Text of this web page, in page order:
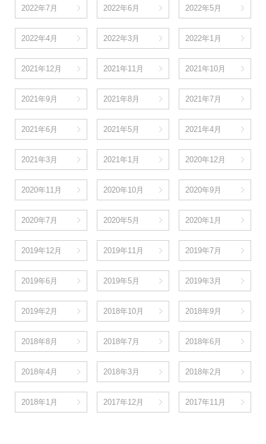
2022年7月 2022年6月 2022年5月
2022年4月 2022年3月 2022年1月
2021年12月 2021年11月 2021年10月
2021年9月 2021年8月 2021年7月
2021年6月 2021年5月 2021年4月
2021年3月 2021年1月 2020年12月
2020年11月 2020年10月 2020年9月
2020年7月 2020年5月 2020年1月
2019年12月 2019年11月 2019年7月
2019年6月 2019年5月 2019年3月
2019年2月 2018年10月 2018年9月
2018年8月 2018年7月 2018年6月
2018年4月 2018年3月 2018年2月
2018年1月 2017年12月 2017年11月